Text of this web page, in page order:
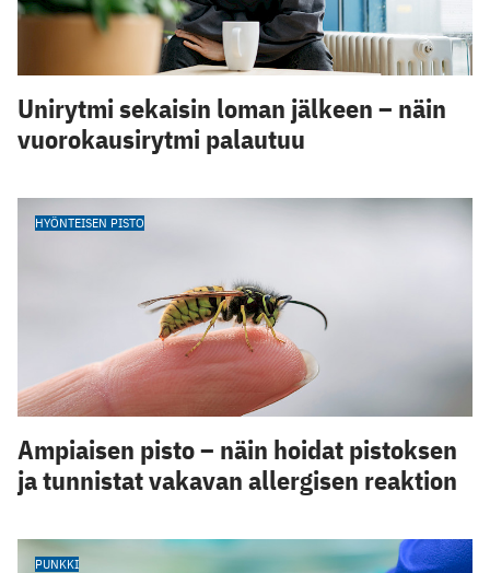
Unirytmi sekaisin loman jälkeen – näin
vuorokausirytmi palautuu
HYÖNTEISEN PISTO
Ampiaisen pisto – näin hoidat pistoksen
ja tunnistat vakavan allergisen reaktion
PUNKKI